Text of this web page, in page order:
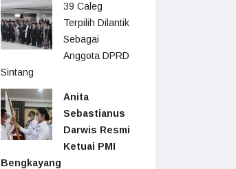
39 Caleg
Terpilih Dilantik
Sebagai
Anggota DPRD
Sintang
Anita
Sebastianus
Darwis Resmi
Ketuai PMI
Bengkayang